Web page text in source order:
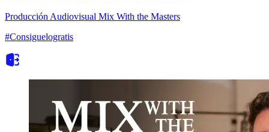
Producción Audiovisual Mix With the Masters
#Consiguelogratis